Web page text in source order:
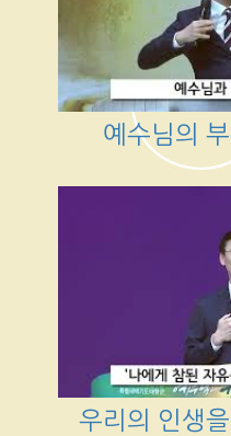
예수님의
우리의 인생